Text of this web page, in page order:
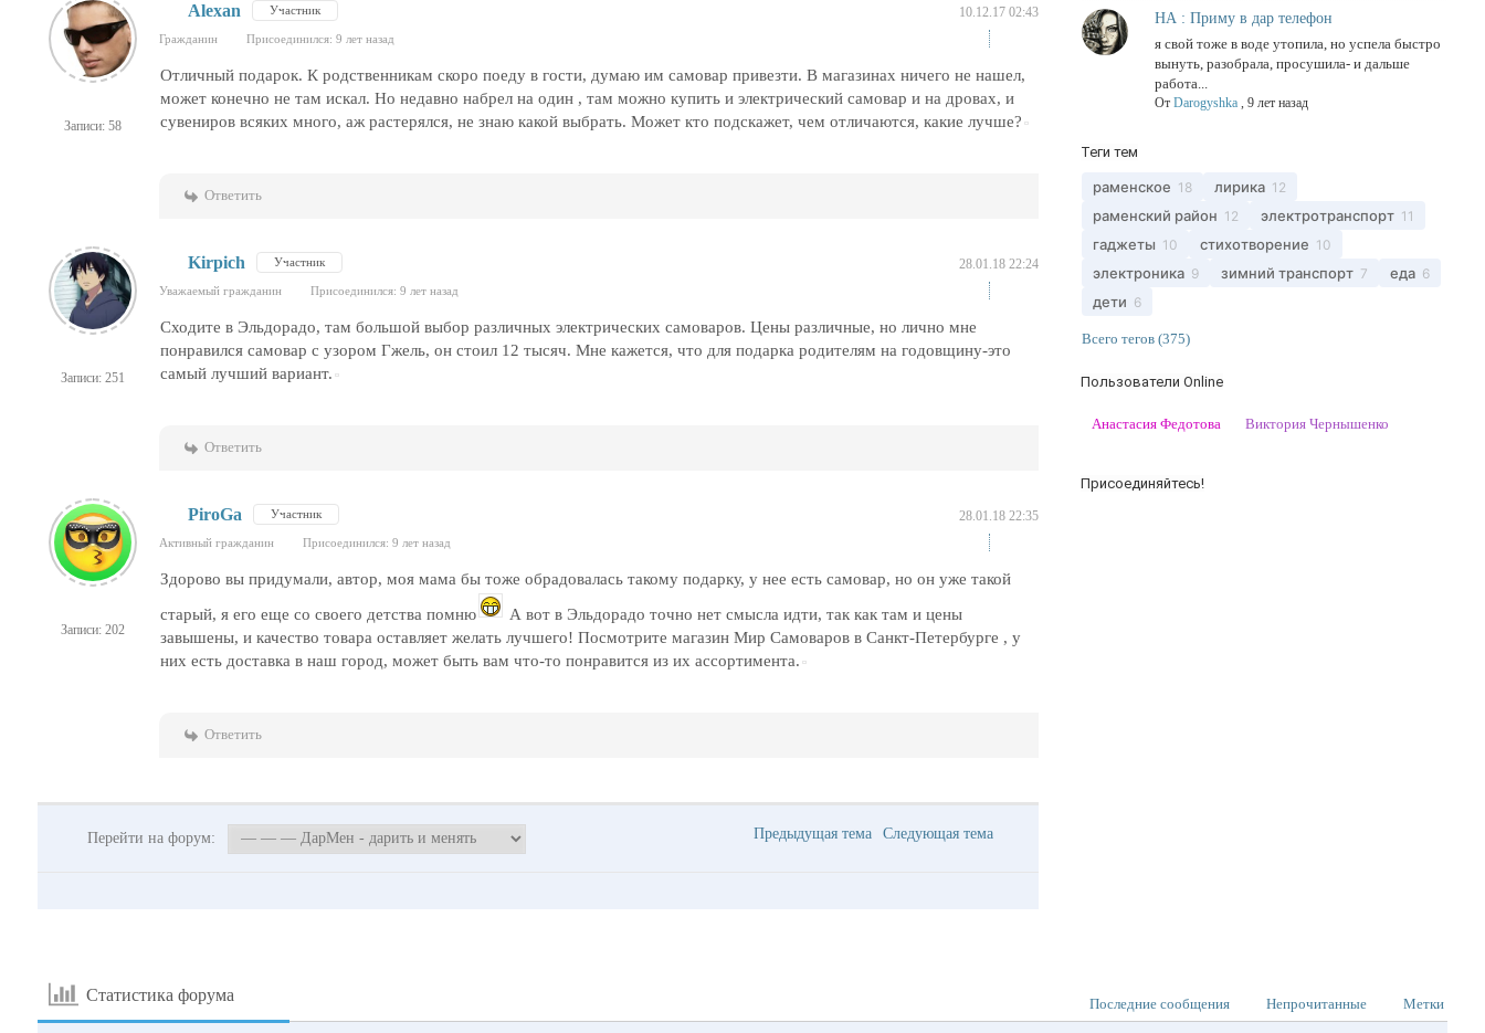
Записи: 58
Alexan Участник 10.12.17 02:43
Гражданин Присоединился: 9 лет назад
Отличный подарок. К родственникам скоро поеду в гости, думаю им самовар привезти. В магазинах ничего не нашел,
может конечно не там искал. Но недавно набрел на один , там можно купить и электрический самовар и на дровах, и
сувениров всяких много, аж растерялся, не знаю какой выбрать. Может кто подскажет, чем отличаются, какие лучше?
Ответить
Записи: 251
Kirpich Участник 28.01.18 22:24
Уважаемый гражданин Присоединился: 9 лет назад
Сходите в Эльдорадо, там большой выбор различных электрических самоваров. Цены различные, но лично мне
понравился самовар с узором Гжель, он стоил 12 тысяч. Мне кажется, что для подарка родителям на годовщину-это
самый лучший вариант.
Ответить
Записи: 202
PiroGa Участник 28.01.18 22:35
Активный гражданин Присоединился: 9 лет назад
Здорово вы придумали, автор, моя мама бы тоже обрадовалась такому подарку, у нее есть самовар, но он уже такой
старый, я его еще со своего детства помню
А вот в Эльдорадо точно нет смысла идти, так как там и цены
завышены, и качество товара оставляет желать лучшего! Посмотрите магазин Мир Самоваров в Санкт-Петербурге , у
них есть доставка в наш город, может быть вам что-то понравится из их ассортимента.
Ответить
Перейти на форум: Предыдущая тема Следующая тема
НА : Приму в дар телефон
я свой тоже в воде утопила, но успела быстро
вынуть, разобрала, просушила- и дальше
работа...
ОтDarogyshka ,9 лет назад
Теги тем
раменское 18 лирика 12
раменский район 12 электротранспорт 11
гаджеты 10 стихотворение 10
электроника 9 зимний транспорт 7 еда 6
дети 6
Всего тегов (375)
Пользователи Online
Анастасия Федотова Виктория Чернышенко
Присоединяйтесь!
Статистика форума Последние сообщения Непрочитанные Метки